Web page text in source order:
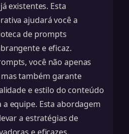
existentes. Esta
ajudará você a
de prompts
e eficaz.
você não apenas
também garante
e estilo do conteúdo
equipe. Esta abordagem
a estratégias de